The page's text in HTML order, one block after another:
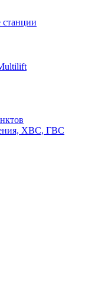
ХВС, ГВС